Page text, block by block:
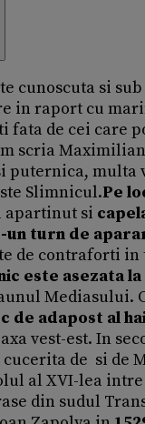
cunoscuta si
in raport cu
de cei care
scria
puternica, multa
Slimnicul.Pe
apartinut si
turn de
de contraforti in
este asezata
Mediasului.
de adapost al
vest-est. In
de si de
al XVI-lea
din sudul